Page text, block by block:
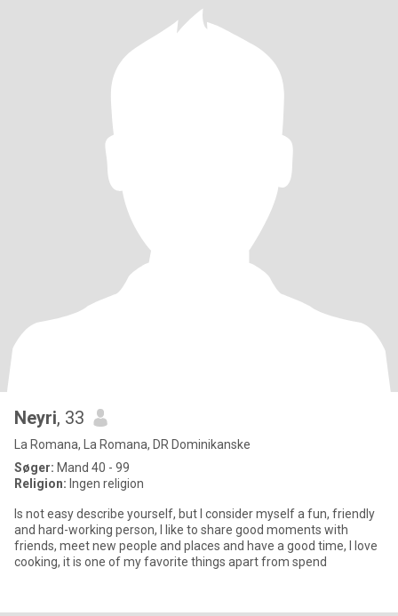
Neyri, 33
La Romana, La Romana, DR Dominikanske
Søger: Mand 40 - 99
Religion: Ingen religion
Is not easy describe yourself, but I consider myself a fun, friendly
and hard-working person, I like to share good moments with
friends, meet new people and places and have a good time, I love
cooking, it is one of my favorite things apart from spend